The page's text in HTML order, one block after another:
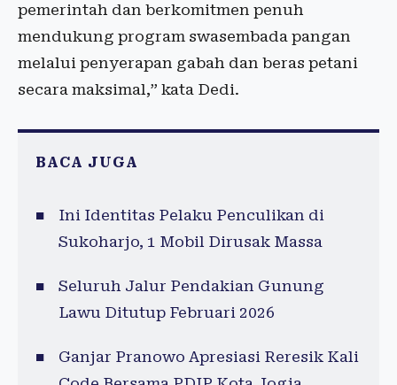
pemerintah dan berkomitmen penuh
mendukung program swasembada pangan
melalui penyerapan gabah dan beras petani
secara maksimal,” kata Dedi.
BACA JUGA
Ini Identitas Pelaku Penculikan di
Sukoharjo, 1 Mobil Dirusak Massa
Seluruh Jalur Pendakian Gunung
Lawu Ditutup Februari 2026
Ganjar Pranowo Apresiasi Reresik Kali